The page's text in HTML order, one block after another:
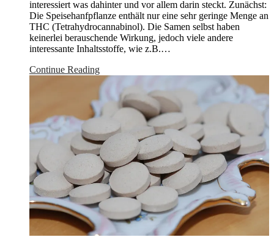
interessiert was dahinter und vor allem darin steckt. Zunächst:
Die Speisehanfpflanze enthält nur eine sehr geringe Menge an
THC (Tetrahydrocannabinol). Die Samen selbst haben
keinerlei berauschende Wirkung, jedoch viele andere
interessante Inhaltsstoffe, wie z.B.…
Continue Reading